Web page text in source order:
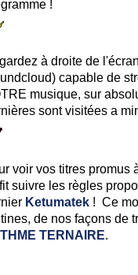
!
à droite de
capable de
musique, sur
sont visitées a
voir vos titres promus
suivre les règles
Ketumatek ! Ce
de nos façons de
TERNAIRE.